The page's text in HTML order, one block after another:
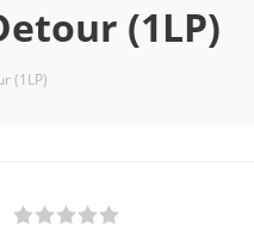
(1LP)
(1LP)